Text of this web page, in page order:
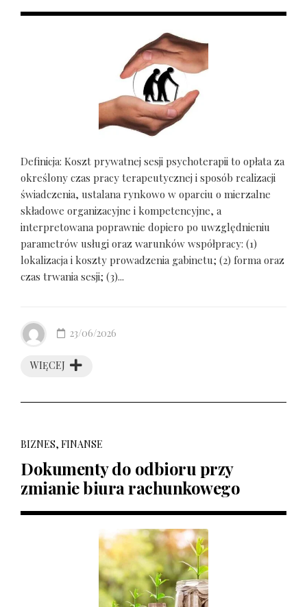
Definicja: Koszt prywatnej sesji psychoterapii to opłata za
określony czas pracy terapeutycznej i sposób realizacji
świadczenia, ustalana rynkowo w oparciu o mierzalne
składowe organizacyjne i kompetencyjne, a
interpretowana poprawnie dopiero po uwzględnieniu
parametrów usługi oraz warunków współpracy: (1)
lokalizacja i koszty prowadzenia gabinetu; (2) forma oraz
czas trwania sesji; (3)...
WIĘCEJ
23/06/2026
BIZNES, FINANSE
Dokumenty do odbioru przy
zmianie biura rachunkowego